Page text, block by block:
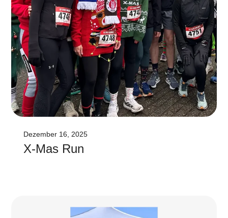
Dezember 16, 2025
X-Mas Run